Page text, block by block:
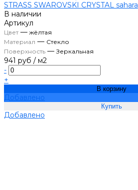
STRASS SWAROVSKI CRYSTAL sahara
В наличии
Артикул
Цвет— жёлтая
Материал — Стекло
Поверхность —Зеркальная
941 руб / м2
-
+
В корзину
Добавлено
Добавлено